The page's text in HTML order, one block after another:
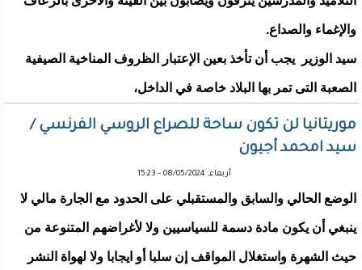
والإغماء والصداع.
سيد الوزير يجب أن تأخذ بعين الإعتبار الظروف المناخية الصيفية
الصعبة التى تمر بها البلاد خاصة في الداخل،
موريتانيا لن تكون ساحة للصراع الروسي الفرنسي /
سيد امحمد أجيون
أربعاء, 08/05/2024 - 15:23
الوضع الحالي والسابق والمستقبلي على الحدود مع الجارة مالي لا
ينبغي أن يكون مادة دسمة للسياسيين ولا لأغراضهم المتنوعة من
حيث الشهرة واستغلال المواقف إن سلبا أو ايجابا ولا لهواة النشر